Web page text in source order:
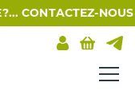
CONTACTEZ-